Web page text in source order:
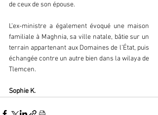
de ceux de son épouse.
L’ex-ministre a également évoqué une maison
familiale à Maghnia, sa ville natale, bâtie sur un
terrain appartenant aux Domaines de l’État, puis
échangée contre un autre bien dans la wilaya de
Tlemcen.
Sophie K.